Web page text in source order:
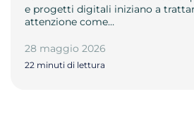
e progetti digitali iniziano a
attenzione come…
28 maggio 2026
22 minuti di lettura